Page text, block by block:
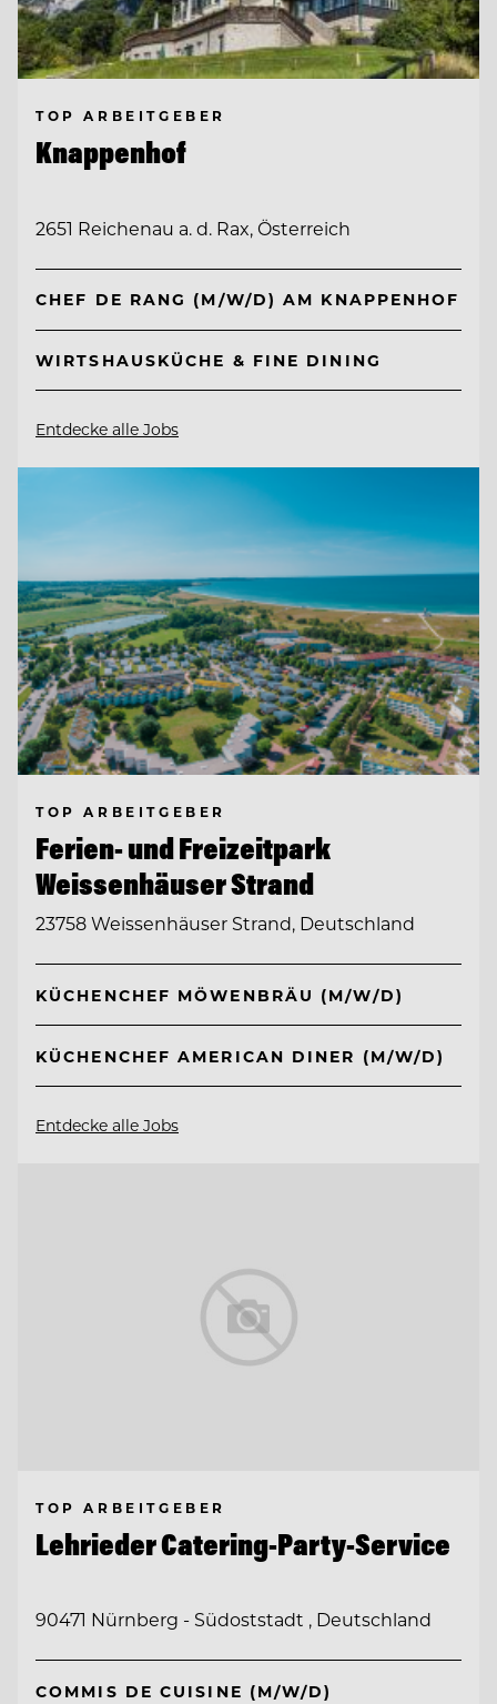
TOP ARBEITGEBER
Knappenhof
2651 Reichenau a. d. Rax, Österreich
CHEF DE RANG (M/W/D) AM KNAPPENHOF
WIRTSHAUSKÜCHE & FINE DINING
Entdecke alle Jobs
TOP ARBEITGEBER
Ferien- und Freizeitpark
Weissenhäuser Strand
23758 Weissenhäuser Strand, Deutschland
KÜCHENCHEF MÖWENBRÄU (M/W/D)
KÜCHENCHEF AMERICAN DINER (M/W/D)
Entdecke alle Jobs
TOP ARBEITGEBER
Lehrieder Catering-Party-Service
90471 Nürnberg - Südoststadt , Deutschland
COMMIS DE CUISINE (M/W/D)